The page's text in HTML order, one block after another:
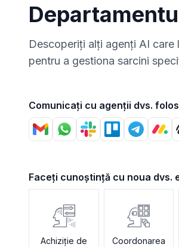
Descoperiți alți agenți AI
pentru a gestiona sarcini
Comunicați cu agenții dvs.
Faceți cunoștință cu noua dvs.
Achiziție de
Coordonarea